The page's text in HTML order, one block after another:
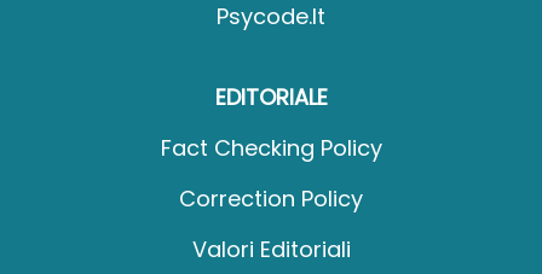
Psycode.it
EDITORIALE
Fact Checking Policy
Correction Policy
Valori Editoriali